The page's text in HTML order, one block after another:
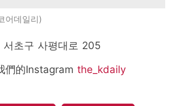
어데일리
서초구 사평대로 205
們的Instagram the_kdaily